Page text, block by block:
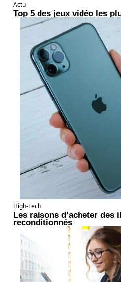
Actu
Top 5 des jeux vidéo les
High-Tech
Les raisons d’acheter des
reconditionnés